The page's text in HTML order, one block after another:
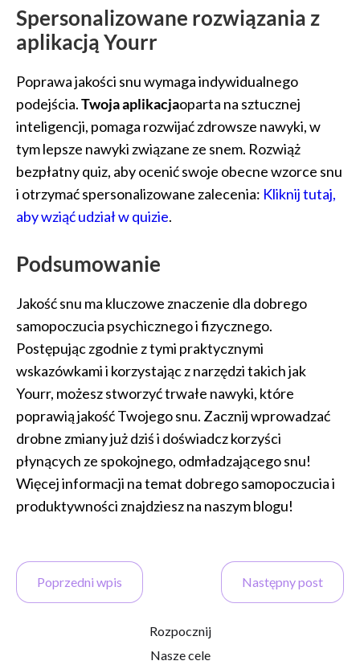
Spersonalizowane rozwiązania z
aplikacją Yourr
Poprawa jakości snu wymaga indywidualnego
podejścia.Twoja aplikacjaoparta na sztucznej
inteligencji, pomaga rozwijać zdrowsze nawyki, w
tym lepsze nawyki związane ze snem. Rozwiąż
bezpłatny quiz, aby ocenić swoje obecne wzorce snu
i otrzymać spersonalizowane zalecenia: Kliknij tutaj,
aby wziąć udział w quizie.
Podsumowanie
Jakość snu ma kluczowe znaczenie dla dobrego
samopoczucia psychicznego i fizycznego.
Postępując zgodnie z tymi praktycznymi
wskazówkami i korzystając z narzędzi takich jak
Yourr, możesz stworzyć trwałe nawyki, które
poprawią jakość Twojego snu. Zacznij wprowadzać
drobne zmiany już dziś i doświadcz korzyści
płynących ze spokojnego, odmładzającego snu!
Więcej informacji na temat dobrego samopoczucia i
produktywności znajdziesz na naszym blogu!
Poprzedni wpis Następny post
Rozpocznij
Nasze cele